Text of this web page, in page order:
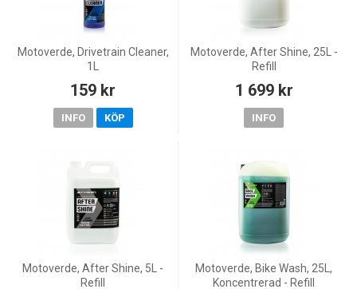
Motoverde, Drivetrain Cleaner,
1L
159 kr
INFO KÖP
Motoverde, After Shine, 25L -
Refill
1 699 kr
INFO
Motoverde, After Shine, 5L -
Refill
Motoverde, Bike Wash, 25L,
Koncentrerad - Refill